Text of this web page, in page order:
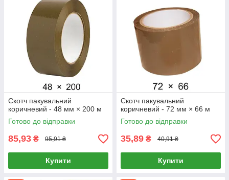
Скотч пакувальний
коричневий - 48 мм × 200 м
Готово до відправки
85,93 ₴ 95,91 ₴
Купити
Скотч пакувальний
коричневий - 72 мм × 66 м
Готово до відправки
35,89 ₴ 40,91 ₴
Купити